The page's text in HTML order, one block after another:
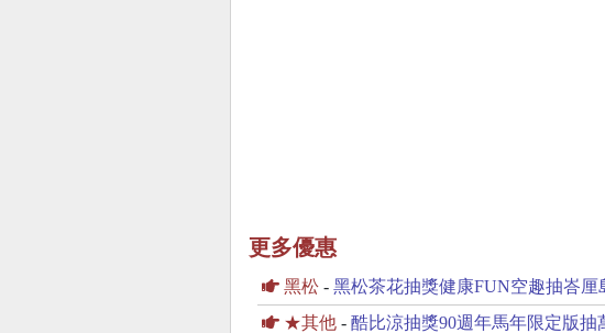
更多優惠
黑松 - 黑松茶花抽獎健康FUN空趣抽峇厘
★其他 - 酷比涼抽獎90週年馬年限定版抽